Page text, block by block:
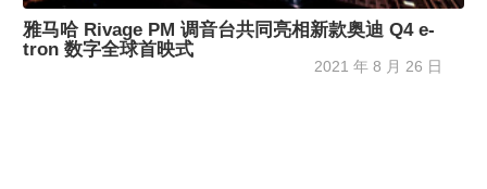
雅马哈 Rivage PM 调音台共同亮相新款奥迪 Q4 e-
tron 数字全球首映式
2021 年 8 月 26 日